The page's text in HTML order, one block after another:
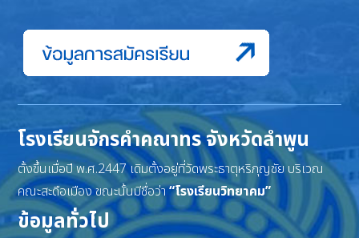
โรงเรียนจักรคำคณาทร จังหวัดลำพูน
ตั้งขึ้นเมื่อปี พ.ศ.2447 เดิมตั้งอยู่ที่วัดพระธาตุหริภุญชัย บริเวณ
คณะสะดือเมือง ขณะนั้นมีชื่อว่า“โรงเรียนวิทยาคม”
ข้อมูลทั่วไป